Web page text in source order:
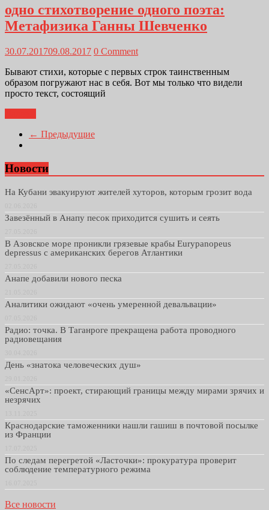
одно стихотворение одного поэта:
Метафизика Ганны Шевченко
30.07.201709.08.2017 0 Comment
Бывают стихи, которые с первых строк таинственным
образом погружают нас в себя. Вот мы только что видели
просто текст, состоящий
← Предыдущие
Новости
На Кубани эвакуируют жителей хуторов, которым грозит вода
Завезённый в Анапу песок приходится сушить и сеять
В Азовское море проникли грязевые крабы Eurypanopeus
depressus с американских берегов Атлантики
Анапе добавили нового песка
Аналитики ожидают «очень умеренной девальвации»
Радио: точка. В Таганроге прекращена работа проводного
радиовещания
День «знатока человеческих душ»
«СенсАрт»: проект, стирающий границы между мирами зрячих и
незрячих
Краснодарские таможенники нашли гашиш в почтовой посылке
из Франции
По следам перегретой «Ласточки»: прокуратура проверит
соблюдение температурного режима
Все новости